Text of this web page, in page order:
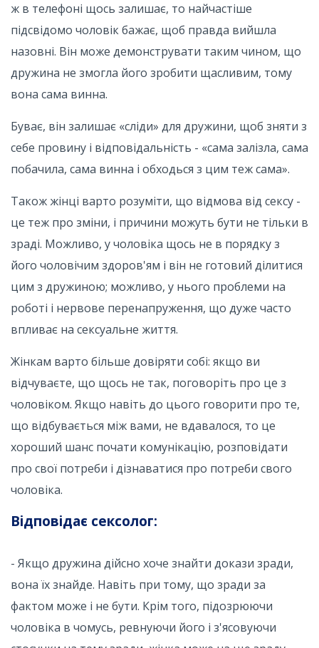
ж в телефоні щось залишає, то найчастіше
підсвідомо чоловік бажає, щоб правда вийшла
назовні. Він може демонструвати таким чином, що
дружина не змогла його зробити щасливим, тому
вона сама винна.
Буває, він залишає «сліди» для дружини, щоб зняти з
себе провину і відповідальність - «сама залізла, сама
побачила, сама винна і обходься з цим теж сама».
Також жінці варто розуміти, що відмова від сексу -
це теж про зміни, і причини можуть бути не тільки в
зраді. Можливо, у чоловіка щось не в порядку з
його чоловічим здоров'ям і він не готовий ділитися
цим з дружиною; можливо, у нього проблеми на
роботі і нервове перенапруження, що дуже часто
впливає на сексуальне життя.
Жінкам варто більше довіряти собі: якщо ви
відчуваєте, що щось не так, поговоріть про це з
чоловіком. Якщо навіть до цього говорити про те,
що відбувається між вами, не вдавалося, то це
хороший шанс почати комунікацію, розповідати
про свої потреби і дізнаватися про потреби свого
чоловіка.
Відповідає сексолог:
- Якщо дружина дійсно хоче знайти докази зради,
вона їх знайде. Навіть при тому, що зради за
фактом може і не бути. Крім того, підозрюючи
чоловіка в чомусь, ревнуючи його і з'ясовуючи